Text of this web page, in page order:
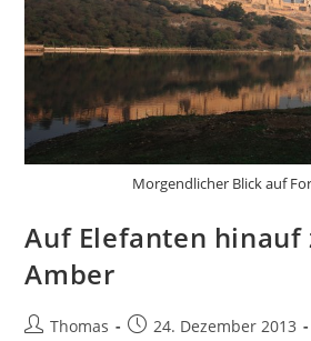
Morgendlicher Blick auf
Auf Elefanten hinauf
Amber
Beitrags-
Thomas
Beitrag24. Dezember 2013